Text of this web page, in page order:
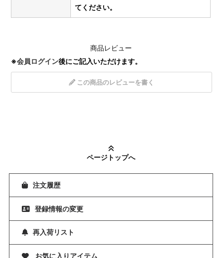
てください。
商品レビュー
※会員ログイン後にご記入いただけます。
この商品のレビューを書く
ページトップへ
注文履歴
登録情報の変更
再入荷リスト
お気に入りアイテム